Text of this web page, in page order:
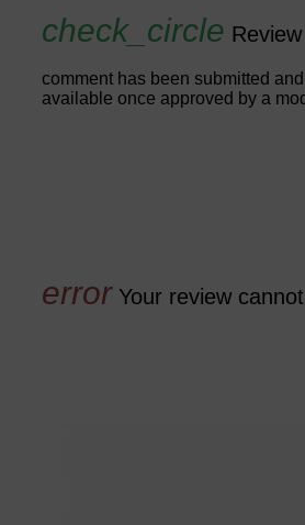
comment has been submitted
available once approved by a
Your review